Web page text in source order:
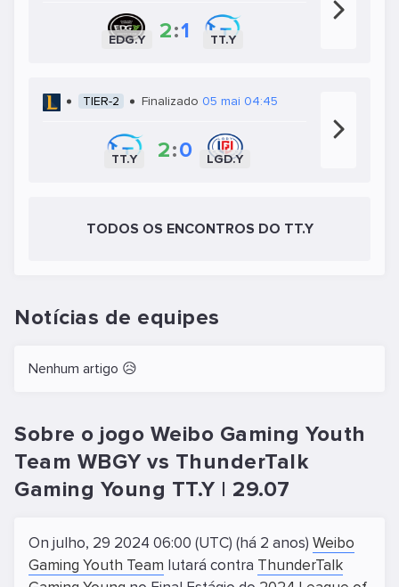
EDG.Y 2:1 TT.Y
TIER-2 Finalizado 05 mai 04:45
TT.Y 2:0 LGD.Y
TODOS OS ENCONTROS DO TT.Y
Notícias de equipes
Nenhum artigo 😥
Sobre o jogo Weibo Gaming Youth
Team WBGY vs ThunderTalk
Gaming Young TT.Y | 29.07
On julho, 29 2024 06:00 (UTC) (há 2 anos) Weibo
Gaming Youth Team lutará contra ThunderTalk